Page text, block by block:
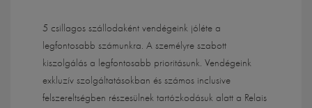
5 csillagos szállodaként vendégeink jóléte a
legfontosabb számunkra. A személyre szabott
kiszolgálás a legfontosabb prioritásunk. Vendégeink
exkluzív szolgáltatásokban és számos inclusive
felszereltségben részesülnek tartózkodásuk alatt a Relais